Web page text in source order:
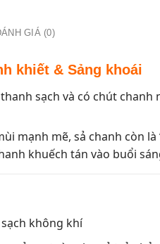
GIÁ (0)
khiết & Sảng khoái
sạch và có chút chanh
mạnh mẽ, sả chanh còn
khuếch tán vào buổi
không khí